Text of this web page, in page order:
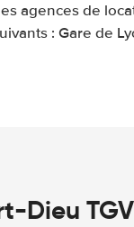
agences de
: Gare de
Dieu